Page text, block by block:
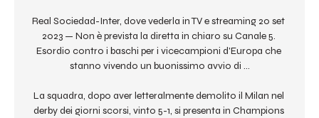
Real Sociedad-Inter, dove vederla in TV e streaming 20 set
2023 — Non è prevista la diretta in chiaro su Canale 5.
Esordio contro i baschi per i vicecampioni d'Europa che
stanno vivendo un buonissimo avvio di ...
La squadra, dopo aver letteralmente demolito il Milan nel
derby dei giorni scorsi, vinto 5-1, si presenta in Champions